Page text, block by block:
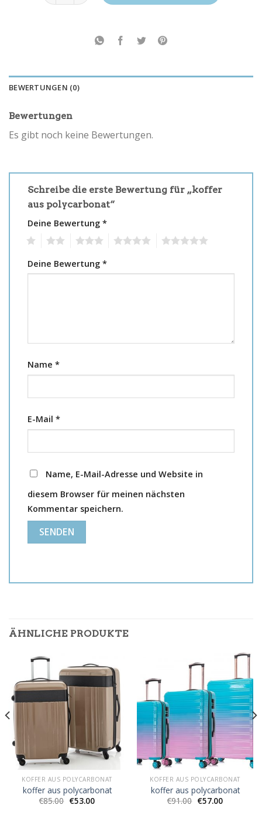
BEWERTUNGEN (0)
Bewertungen
Es gibt noch keine Bewertungen.
Schreibe die erste Bewertung für „koffer
aus polycarbonat“
Deine Bewertung *
Deine Bewertung *
Name *
E-Mail *
Name, E-Mail-Adresse und Website in
diesem Browser für meinen nächsten
Kommentar speichern.
ÄHNLICHE PRODUKTE
KOFFER AUS POLYCARBONAT
koffer aus polycarbonat
€85.00 €53.00
KOFFER AUS POLYCARBONAT
koffer aus polycarbonat
€91.00 €57.00